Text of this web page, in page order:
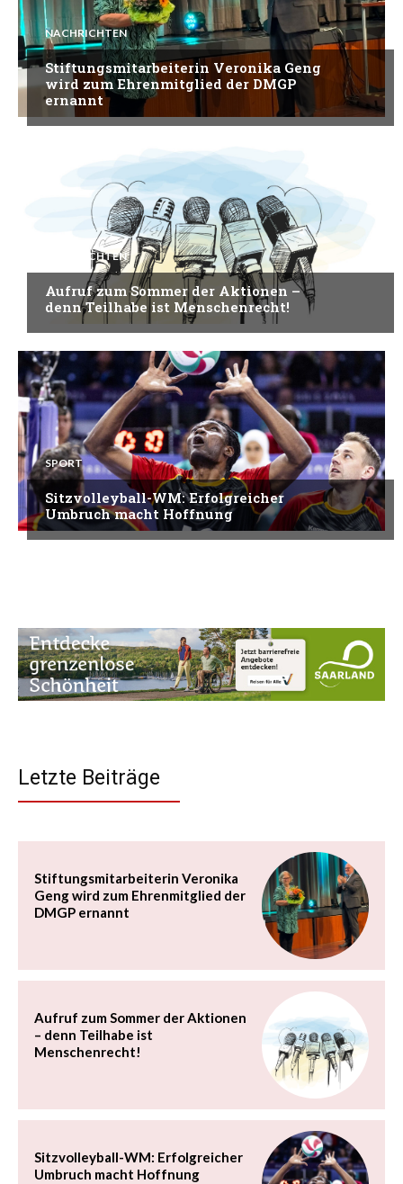
NACHRICHTEN
Stiftungsmitarbeiterin Veronika Geng
wird zum Ehrenmitglied der DMGP
ernannt
NACHRICHTEN
Aufruf zum Sommer der Aktionen –
denn Teilhabe ist Menschenrecht!
SPORT
Sitzvolleyball-WM: Erfolgreicher
Umbruch macht Hoffnung
Letzte Beiträge
Stiftungsmitarbeiterin Veronika
Geng wird zum Ehrenmitglied der
DMGP ernannt
Aufruf zum Sommer der Aktionen
– denn Teilhabe ist
Menschenrecht!
Sitzvolleyball-WM: Erfolgreicher
Umbruch macht Hoffnung